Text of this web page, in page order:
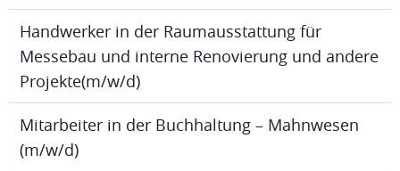
Handwerker in der Raumausstattung für
Messebau und interne Renovierung und andere
Projekte(m/w/d)
Mitarbeiter in der Buchhaltung – Mahnwesen
(m/w/d)